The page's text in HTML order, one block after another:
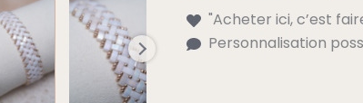
"Acheter ici, c’est
Personnalisation